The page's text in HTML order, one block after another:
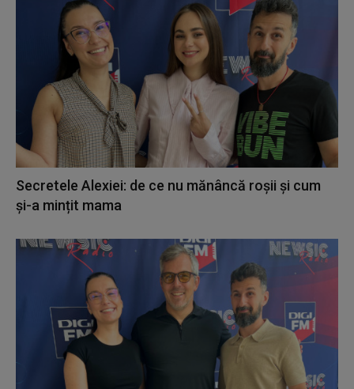
Secretele Alexiei: de ce nu mănâncă roșii și cum
și-a mințit mama